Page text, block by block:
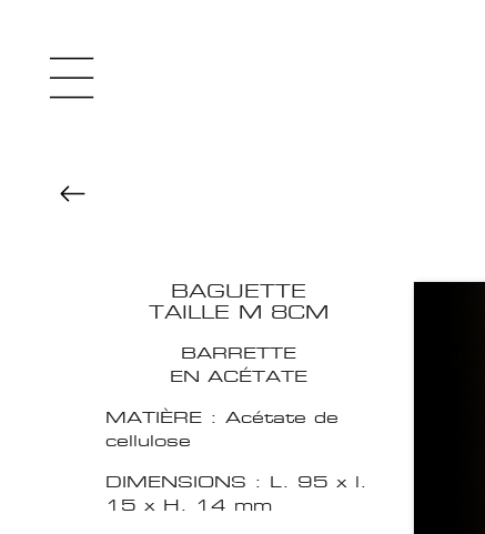
BAGUETTE
TAILLE M 8CM
BARRETTE
EN ACÉTATE
MATIÈRE : Acétate de
cellulose
DIMENSIONS : L. 95 x l.
15 x H. 14 mm